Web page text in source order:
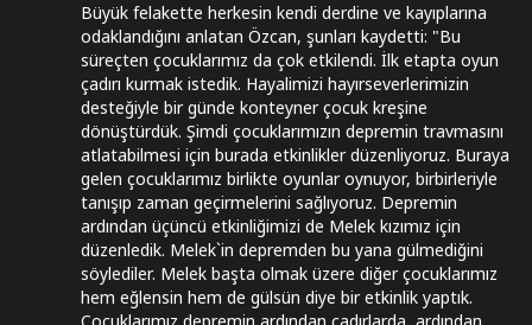
Büyük felakette herkesin kendi derdine ve kayıplarına
odaklandığını anlatan Özcan, şunları kaydetti: "Bu
süreçten çocuklarımız da çok etkilendi. İlk etapta oyun
çadırı kurmak istedik. Hayalimizi hayırseverlerimizin
desteğiyle bir günde konteyner çocuk kreşine
dönüştürdük. Şimdi çocuklarımızın depremin travmasını
atlatabilmesi için burada etkinlikler düzenliyoruz. Buraya
gelen çocuklarımız birlikte oyunlar oynuyor, birbirleriyle
tanışıp zaman geçirmelerini sağlıyoruz. Depremin
ardından üçüncü etkinliğimizi de Melek kızımız için
düzenledik. Melek`in depremden bu yana gülmediğini
söylediler. Melek başta olmak üzere diğer çocuklarımız
hem eğlensin hem de gülsün diye bir etkinlik yaptık.